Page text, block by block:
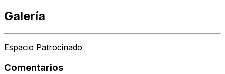
Galería
Espacio Patrocinado
Comentarios